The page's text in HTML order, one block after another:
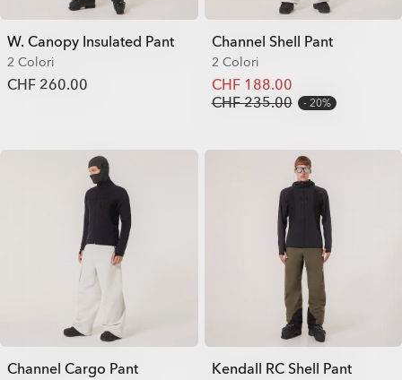
W. Canopy Insulated Pant
2 Colori
CHF 260.00
Channel Shell Pant
2 Colori
CHF 188.00
CHF 235.00
20%
Channel Cargo Pant Kendall RC Shell Pant